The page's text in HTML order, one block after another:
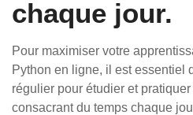
chaque jour.
Pour maximiser votre
Python en ligne, il est essentiel
régulier pour étudier et
consacrant du temps chaque